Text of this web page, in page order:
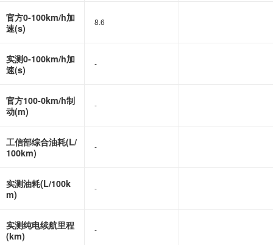
官方0-100km/h加
速(s)
8.6
实测0-100km/h加
速(s)
-
官方100-0km/h制
动(m)
-
工信部综合油耗(L/
100km)
-
实测油耗(L/100k
m)
-
实测纯电续航里程
(km)
-
8.6
-
-
-
-
-